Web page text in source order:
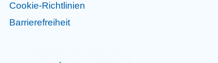
Cookie-Richtlinien
Barrierefreiheit